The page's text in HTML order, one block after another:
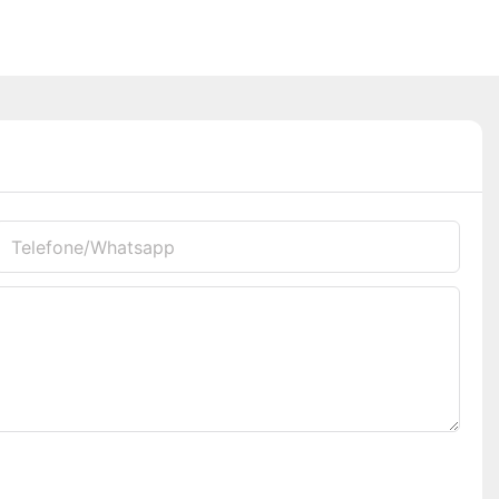
Telefone/whatsapp